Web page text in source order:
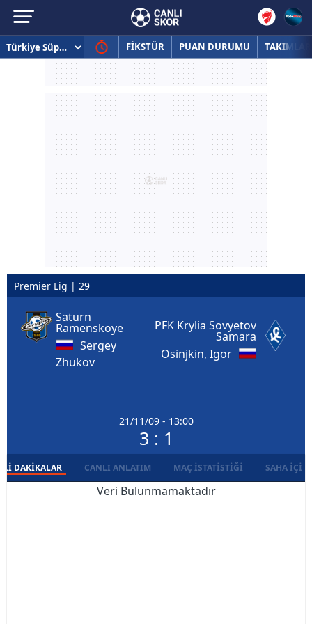
FİKSTÜR PUAN DURUMU TAKIMLAR
Premier Lig | 29
Saturn
Ramenskoye
Sergey
Zhukov
21/11/09 - 13:00
3 : 1
PFK Krylia Sovyetov
Samara
Osinjkin, Igor
DAKIKALAR CANLI ANLATIM MAÇ İSTATISTIĞI SAHA İÇI
Veri Bulunmamaktadır